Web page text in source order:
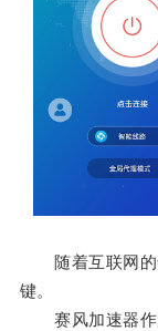
随着互联网的
键。
赛风加速器作